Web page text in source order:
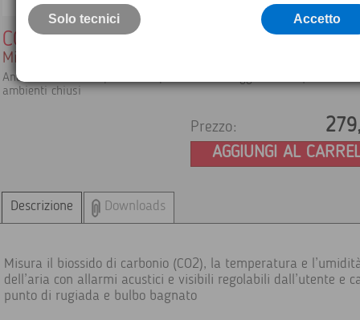
CO220
Misuratore di CO2
Analizzatore desktop di CO2 per il monitoraggio della qualità
ambienti chiusi
Prezzo:
AGGIUNGI AL
Descrizione Downloads
Misura il biossido di carbonio (CO2), la temperatura e
dell’aria con allarmi acustici e visibili regolabili dall’utente e
punto di rugiada e bulbo bagnato
Solo tecnici Accetto